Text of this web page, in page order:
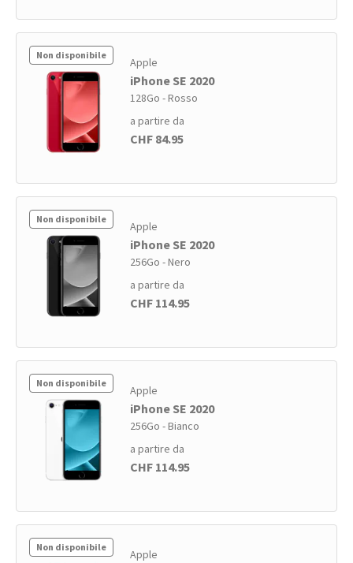
Non disponibile Apple
iPhone SE 2020
128Go - Rosso
a partire da
CHF 84.95
Non disponibile Apple
iPhone SE 2020
256Go - Nero
a partire da
CHF 114.95
Non disponibile Apple
iPhone SE 2020
256Go - Bianco
a partire da
CHF 114.95
Non disponibile Apple